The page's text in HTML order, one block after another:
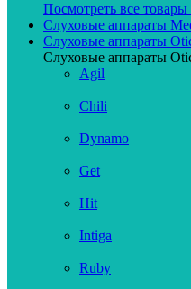
Посмотреть все товары
Слуховые аппараты
Слуховые аппараты
Слуховые аппараты
Agil
Chili
Dynamo
Get
Hit
Intiga
Ruby